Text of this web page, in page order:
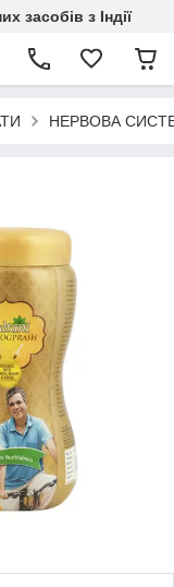
засобів з Індії
НЕРВОВА